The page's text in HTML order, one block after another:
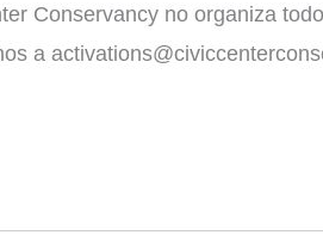
Conservancy no organiza
a